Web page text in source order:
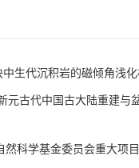
生代沉积岩的磁倾角浅
古代中国古大陆重建
科学基金委员会重大